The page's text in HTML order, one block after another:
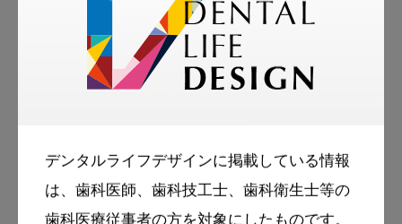
デンタルライフデザインに掲載している情報
は、歯科医師、歯科技工士、歯科衛生士等の
若手から中堅の先生の経験年数に合わせて技
術と治療に取り組む心の変化を端的に伝えて